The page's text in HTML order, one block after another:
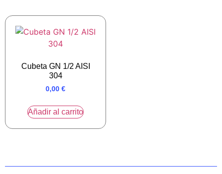
Cubeta GN 1/2 AISI
304
0,00 €
Añadir al carrito